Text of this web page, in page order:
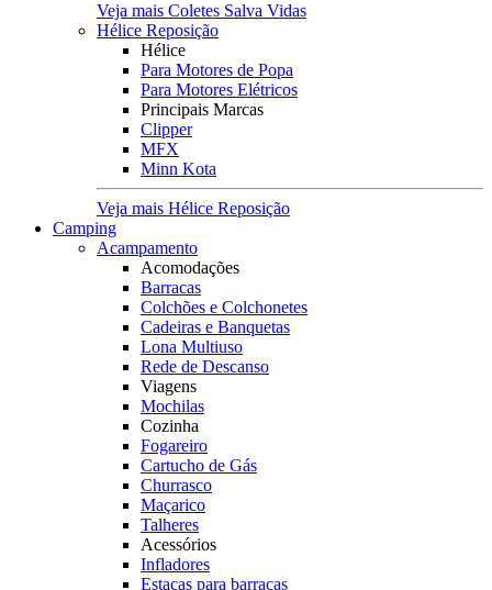
Veja mais Coletes Salva Vidas
Hélice Reposição
Hélice
Para Motores de Popa
Para Motores Elétricos
Principais Marcas
Clipper
MFX
Minn Kota
Veja mais Hélice Reposição
Camping
Acampamento
Acomodações
Barracas
Colchões e Colchonetes
Cadeiras e Banquetas
Lona Multiuso
Rede de Descanso
Viagens
Mochilas
Cozinha
Fogareiro
Cartucho de Gás
Churrasco
Maçarico
Talheres
Acessórios
Infladores
Estacas para barracas